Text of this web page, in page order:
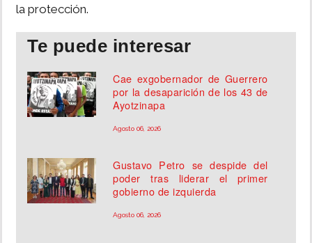
la protección.
Te puede interesar
Cae exgobernador de Guerrero
por la desaparición de los 43 de
Ayotzinapa
Agosto 06, 2026
Gustavo Petro se despide del
poder tras liderar el primer
gobierno de izquierda
Agosto 06, 2026